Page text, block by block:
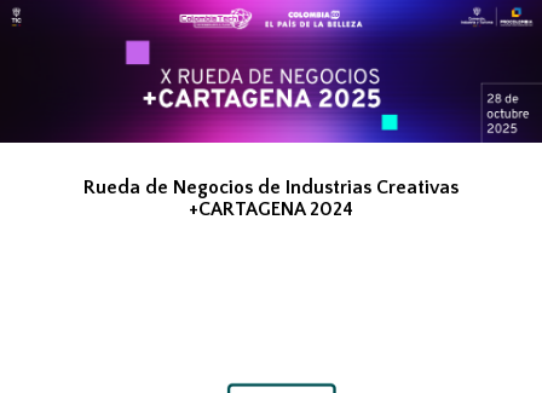
Rueda de Negocios de Industrias Creativas
+CARTAGENA 2024